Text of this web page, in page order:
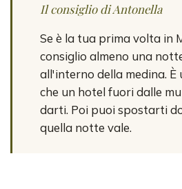
Il consiglio di Antonella
Se è la tua prima volta in
consiglio almeno una
all'interno della medina. È
che un hotel fuori dalle
darti. Poi puoi spostarti
quella notte vale.